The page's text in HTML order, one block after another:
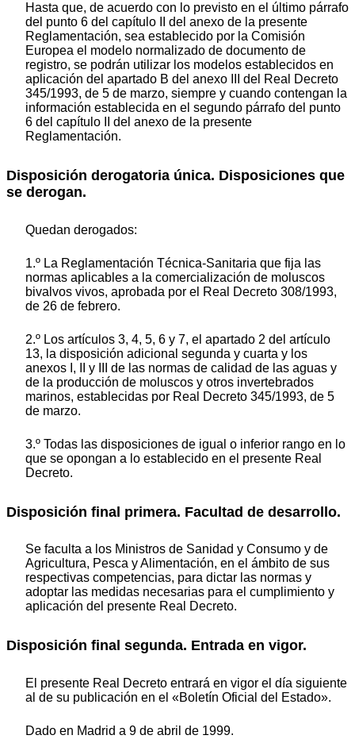
Hasta que, de acuerdo con lo previsto en el último párrafo
del punto 6 del capítulo II del anexo de la presente
Reglamentación, sea establecido por la Comisión
Europea el modelo normalizado de documento de
registro, se podrán utilizar los modelos establecidos en
aplicación del apartado B del anexo III del Real Decreto
345/1993, de 5 de marzo, siempre y cuando contengan la
información establecida en el segundo párrafo del punto
6 del capítulo II del anexo de la presente
Reglamentación.
Disposición derogatoria única. Disposiciones que
se derogan.
Quedan derogados:
1.º La Reglamentación Técnica-Sanitaria que fija las
normas aplicables a la comercialización de moluscos
bivalvos vivos, aprobada por el Real Decreto 308/1993,
de 26 de febrero.
2.º Los artículos 3, 4, 5, 6 y 7, el apartado 2 del artículo
13, la disposición adicional segunda y cuarta y los
anexos I, II y III de las normas de calidad de las aguas y
de la producción de moluscos y otros invertebrados
marinos, establecidas por Real Decreto 345/1993, de 5
de marzo.
3.º Todas las disposiciones de igual o inferior rango en lo
que se opongan a lo establecido en el presente Real
Decreto.
Disposición final primera. Facultad de desarrollo.
Se faculta a los Ministros de Sanidad y Consumo y de
Agricultura, Pesca y Alimentación, en el ámbito de sus
respectivas competencias, para dictar las normas y
adoptar las medidas necesarias para el cumplimiento y
aplicación del presente Real Decreto.
Disposición final segunda. Entrada en vigor.
El presente Real Decreto entrará en vigor el día siguiente
al de su publicación en el «Boletín Oficial del Estado».
Dado en Madrid a 9 de abril de 1999.